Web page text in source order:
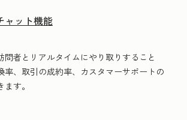
ャット機能
問者とリアルタイムにやり取りすること
率、取引の成約率、カスタマーサポートの
す。